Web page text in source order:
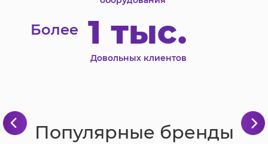
Более 1 тыс.
Довольных клиентов
Популярные бренды